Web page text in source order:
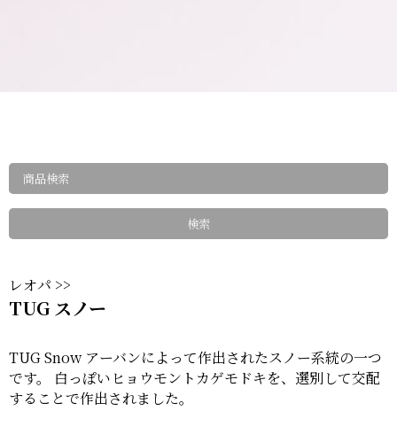
レオパ >>
TUG スノー
TUG Snow アーバンによって作出されたスノー系統の一つ
です。 白っぽいヒョウモントカゲモドキを、選別して交配
することで作出されました。